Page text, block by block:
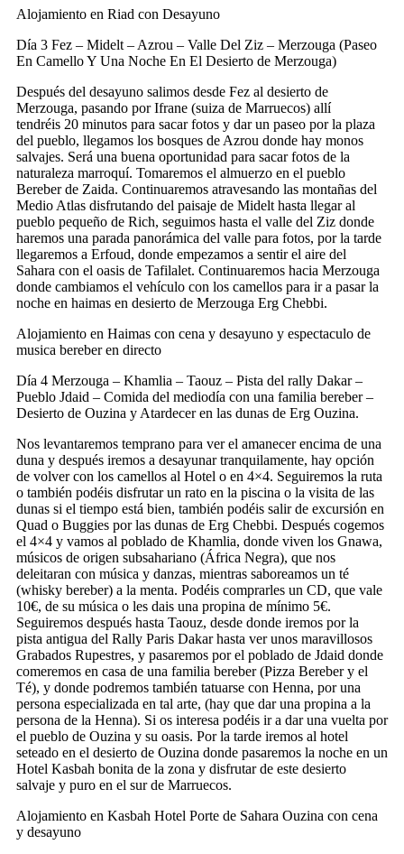
Alojamiento en Riad con Desayuno
Día 3 Fez – Midelt – Azrou – Valle Del Ziz – Merzouga (Paseo
En Camello Y Una Noche En El Desierto de Merzouga)
Después del desayuno salimos desde Fez al desierto de
Merzouga, pasando por Ifrane (suiza de Marruecos) allí
tendréis 20 minutos para sacar fotos y dar un paseo por la plaza
del pueblo, llegamos los bosques de Azrou donde hay monos
salvajes. Será una buena oportunidad para sacar fotos de la
naturaleza marroquí. Tomaremos el almuerzo en el pueblo
Bereber de Zaida. Continuaremos atravesando las montañas del
Medio Atlas disfrutando del paisaje de Midelt hasta llegar al
pueblo pequeño de Rich, seguimos hasta el valle del Ziz donde
haremos una parada panorámica del valle para fotos, por la tarde
llegaremos a Erfoud, donde empezamos a sentir el aire del
Sahara con el oasis de Tafilalet. Continuaremos hacia Merzouga
donde cambiamos el vehículo con los camellos para ir a pasar la
noche en haimas en desierto de Merzouga Erg Chebbi.
Alojamiento en Haimas con cena y desayuno y espectaculo de
musica bereber en directo
Día 4 Merzouga – Khamlia – Taouz – Pista del rally Dakar –
Pueblo Jdaid – Comida del mediodía con una familia bereber –
Desierto de Ouzina y Atardecer en las dunas de Erg Ouzina.
Nos levantaremos temprano para ver el amanecer encima de una
duna y después iremos a desayunar tranquilamente, hay opción
de volver con los camellos al Hotel o en 4×4. Seguiremos la ruta
o también podéis disfrutar un rato en la piscina o la visita de las
dunas si el tiempo está bien, también podéis salir de excursión en
Quad o Buggies por las dunas de Erg Chebbi. Después cogemos
el 4×4 y vamos al poblado de Khamlia, donde viven los Gnawa,
músicos de origen subsahariano (África Negra), que nos
deleitaran con música y danzas, mientras saboreamos un té
(whisky bereber) a la menta. Podéis comprarles un CD, que vale
10€, de su música o les dais una propina de mínimo 5€.
Seguiremos después hasta Taouz, desde donde iremos por la
pista antigua del Rally Paris Dakar hasta ver unos maravillosos
Grabados Rupestres, y pasaremos por el poblado de Jdaid donde
comeremos en casa de una familia bereber (Pizza Bereber y el
Té), y donde podremos también tatuarse con Henna, por una
persona especializada en tal arte, (hay que dar una propina a la
persona de la Henna). Si os interesa podéis ir a dar una vuelta por
el pueblo de Ouzina y su oasis. Por la tarde iremos al hotel
seteado en el desierto de Ouzina donde pasaremos la noche en un
Hotel Kasbah bonita de la zona y disfrutar de este desierto
salvaje y puro en el sur de Marruecos.
Alojamiento en Kasbah Hotel Porte de Sahara Ouzina con cena
y desayuno